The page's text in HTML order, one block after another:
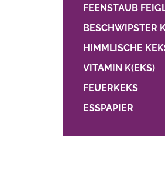
FEENSTAUB
BESCHWIPSTER
HIMMLISCHE
VITAMIN K(EKS)
FEUERKEKS
ESSPAPIER